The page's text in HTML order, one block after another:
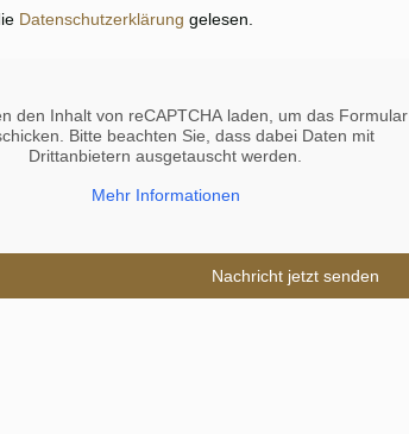
Datenschutzerklärung gelesen.
den Inhalt von reCAPTCHAladen, um das Formular
Bitte beachten Sie, dass dabei Daten mit
Drittanbietern ausgetauscht werden.
Mehr Informationen
Nachricht jetzt senden